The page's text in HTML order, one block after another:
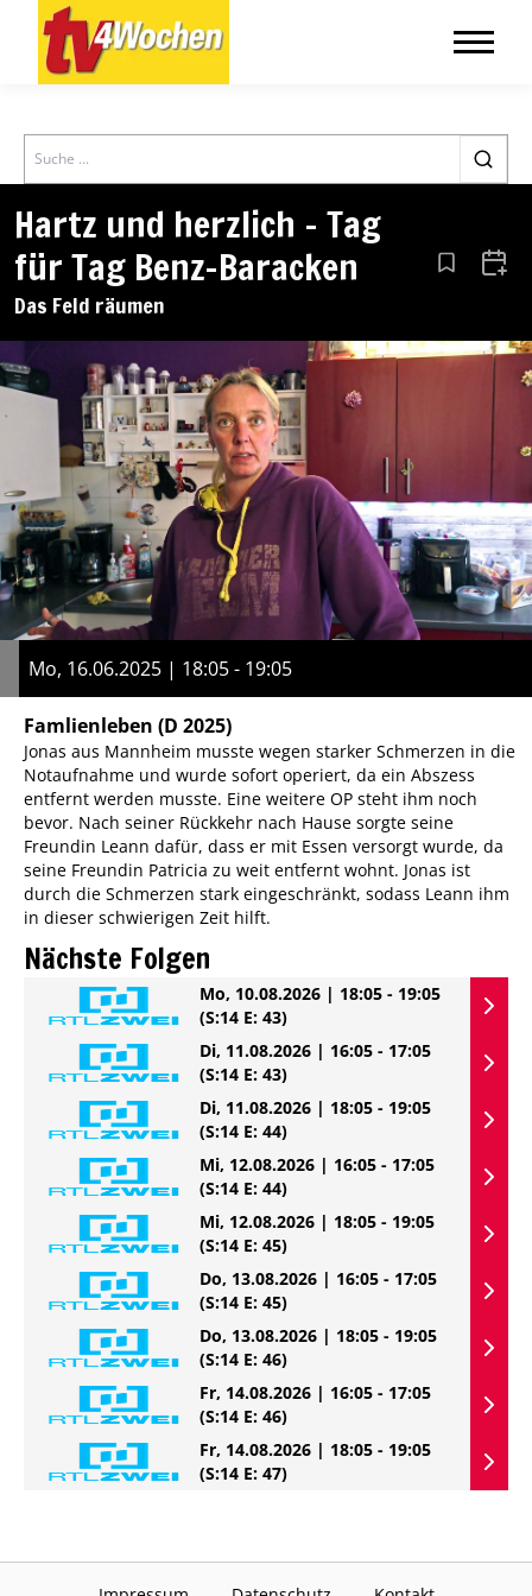
Search
Hartz und herzlich – Tag
für Tag Benz-Baracken
Das Feld räumen
Aus den
Mo, 16.06.2025 | 18:05 - 19:05
Famlienleben (D 2025)
Jonas aus Mannheim musste wegen starker Schmerzen in die
Notaufnahme und wurde sofort operiert, da ein Abszess
entfernt werden musste. Eine weitere OP steht ihm noch
bevor. Nach seiner Rückkehr nach Hause sorgte seine
Freundin Leann dafür, dass er mit Essen versorgt wurde, da
seine Freundin Patricia zu weit entfernt wohnt. Jonas ist
durch die Schmerzen stark eingeschränkt, sodass Leann ihm
in dieser schwierigen Zeit hilft.
Nächste Folgen
Mo, 10.08.2026 | 18:05 - 19:05
(S:14 E: 43)
Di, 11.08.2026 | 16:05 - 17:05
(S:14 E: 43)
Di, 11.08.2026 | 18:05 - 19:05
(S:14 E: 44)
Mi, 12.08.2026 | 16:05 - 17:05
(S:14 E: 44)
Mi, 12.08.2026 | 18:05 - 19:05
(S:14 E: 45)
Do, 13.08.2026 | 16:05 - 17:05
(S:14 E: 45)
Do, 13.08.2026 | 18:05 - 19:05
(S:14 E: 46)
Fr, 14.08.2026 | 16:05 - 17:05
(S:14 E: 46)
Fr, 14.08.2026 | 18:05 - 19:05
(S:14 E: 47)